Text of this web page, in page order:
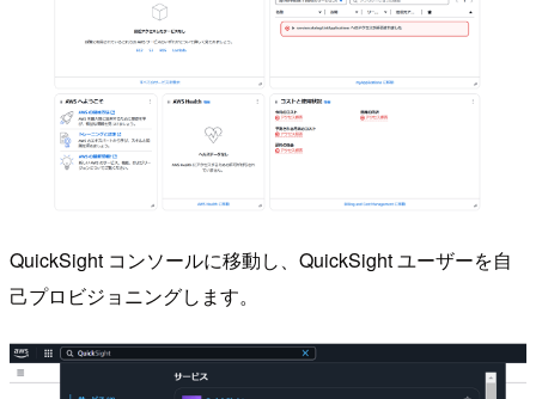
QuickSight コンソールに移動し、QuickSight ユーザーを自
己プロビジョニングします。